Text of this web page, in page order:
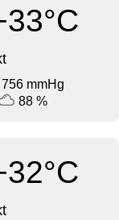
756 mmHg
88 %